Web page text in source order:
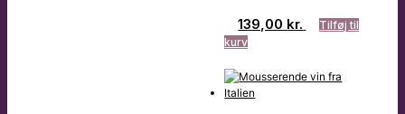
139,00 kr.
Tilføj til
kurv